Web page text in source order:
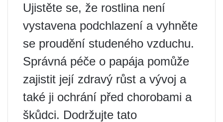
Ujistěte se, že rostlina není
vystavena podchlazení a vyhněte
se proudění studeného vzduchu.
Správná péče o papája pomůže
zajistit její zdravý růst a vývoj a
také ji ochrání před chorobami a
škůdci. Dodržujte tato